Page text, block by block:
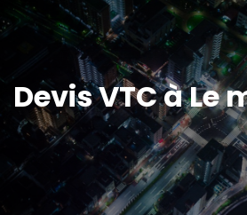
Devis VTC à Le